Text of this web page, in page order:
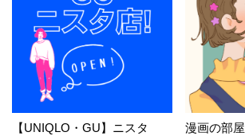
【UNIQLO・GU】ニスタ
漫画の部屋